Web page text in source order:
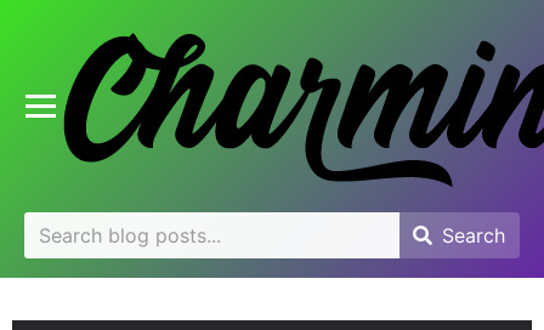
Toggle mobile menu
Search
for:
Search
Search